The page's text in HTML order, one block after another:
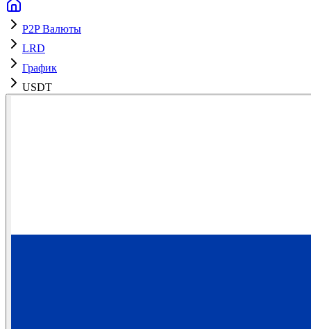
P2P Валюты
LRD
График
USDT